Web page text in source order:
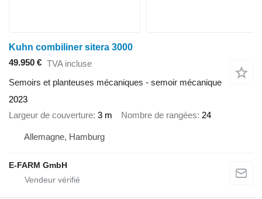
Kuhn combiliner sitera 3000
49.950 € TVA incluse
Semoirs et planteuses mécaniques - semoir mécanique
2023
Largeur de couverture 3 m Nombre de rangées 24
Allemagne, Hamburg
E-FARM GmbH